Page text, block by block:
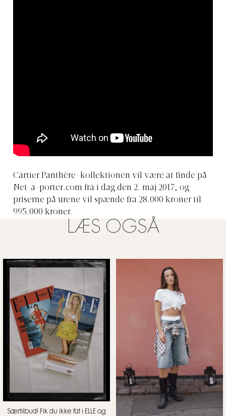
Cartier Panthère-kollektionen vil være at finde på
Net-a-porter.com fra i dag den 2. maj 2017, og
priserne på urene vil spænde fra 28.000 kroner til
995.000 kroner.
LÆS OGSÅ
Særtilbud! Fik du ikke fat i ELLE og